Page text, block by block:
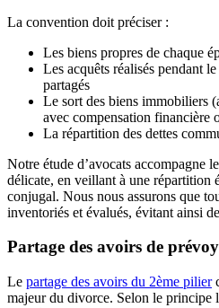
La convention doit préciser :
Les biens propres de chaque
Les acquêts réalisés pendant
partagés
Le sort des biens immobiliers
avec compensation financière
La répartition des dettes
Notre étude d’avocats accompagne
délicate, en veillant à une répartition
conjugal. Nous nous assurons que
inventoriés et évalués, évitant ainsi
Partage des avoirs de
Le partage des avoirs du 2ème pilier
majeur du divorce. Selon le principe